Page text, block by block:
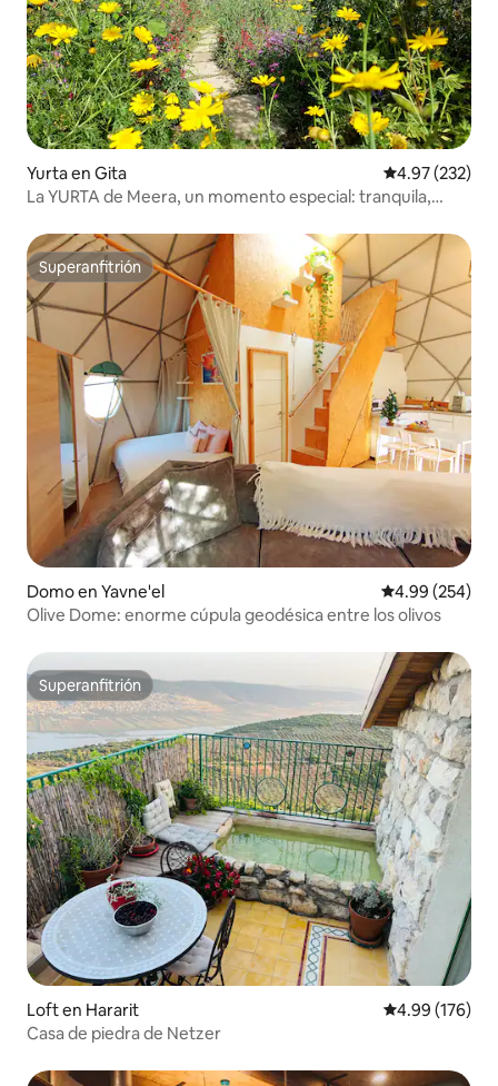
Yurta en Gita Calificación
4.97 (232)
La YURTA de Meera, un momento especial: tranquila,
Superanfitrión
Superanfitrión
Domo en Yavne'el Calificación
4.99 (254)
Olive Dome: enorme cúpula geodésica entre los olivos
Superanfitrión
Superanfitrión
Loft en Hararit Calificación
4.99 (176)
Casa de piedra de Netzer